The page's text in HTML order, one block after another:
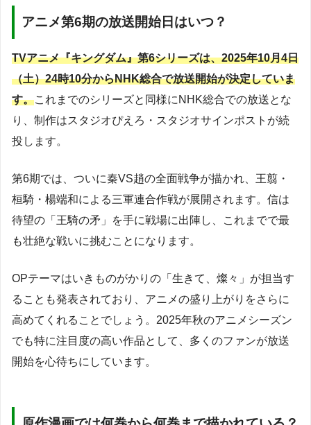
アニメ第6期の放送開始日はいつ？
TVアニメ『キングダム』第6シリーズは、2025年10月4日
（土）24時10分からNHK総合で放送開始が決定していま
す。これまでのシリーズと同様にNHK総合での放送とな
り、制作はスタジオぴえろ・スタジオサインポストが続
投します。
第6期では、ついに秦VS趙の全面戦争が描かれ、王翦・
桓騎・楊端和による三軍連合作戦が展開されます。信は
待望の「王騎の矛」を手に戦場に出陣し、これまでで最
も壮絶な戦いに挑むことになります。
OPテーマはいきものがかりの「生きて、燦々」が担当す
ることも発表されており、アニメの盛り上がりをさらに
高めてくれることでしょう。2025年秋のアニメシーズン
でも特に注目度の高い作品として、多くのファンが放送
開始を心待ちにしています。